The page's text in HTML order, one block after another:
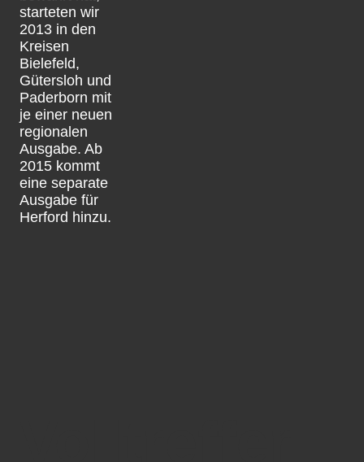
starteten wir
2013 in den
Kreisen
Bielefeld,
Gütersloh und
Paderborn mit
je einer neuen
regionalen
Ausgabe. Ab
2015 kommt
eine separate
Ausgabe für
Herford hinzu.